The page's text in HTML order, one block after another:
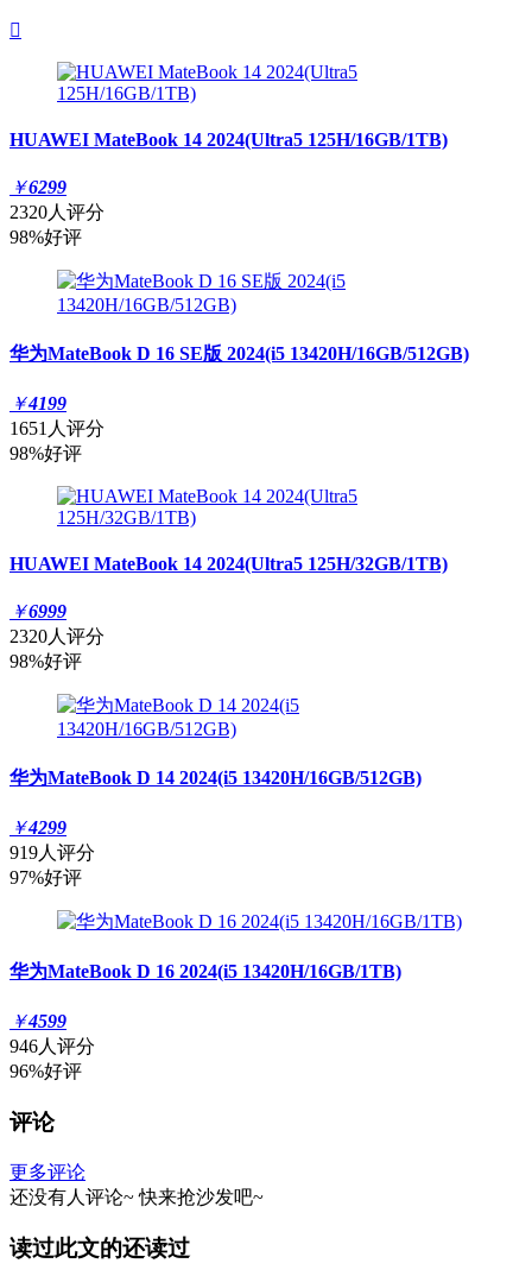

HUAWEI MateBook 14 2024(Ultra5 125H/16GB/1TB)
￥6299
2320人评分
98%好评
华为MateBook D 16 SE版 2024(i5 13420H/16GB/512GB)
￥4199
1651人评分
98%好评
HUAWEI MateBook 14 2024(Ultra5 125H/32GB/1TB)
￥6999
2320人评分
98%好评
华为MateBook D 14 2024(i5 13420H/16GB/512GB)
￥4299
919人评分
97%好评
华为MateBook D 16 2024(i5 13420H/16GB/1TB)
￥4599
946人评分
96%好评
评论
更多评论
还没有人评论~ 快来抢沙发吧~
读过此文的还读过